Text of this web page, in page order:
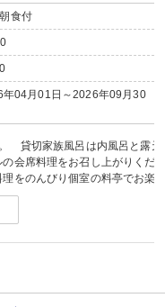
食付
年04月01日～2026年09月30
貸切家族風呂は内風呂と露
会席料理をお召し上がりくだ
をのんびり個室の料亭でお楽
、鍋物、揚物、御飯、香物、
す
など）については対応して